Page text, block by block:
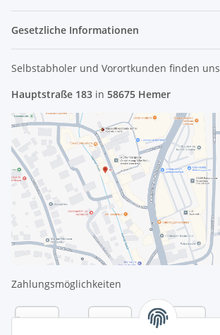
Gesetzliche Informationen
Selbstabholer und Vorortkunden finden uns
Hauptstraße 183 in 58675 Hemer
Zahlungsmöglichkeiten